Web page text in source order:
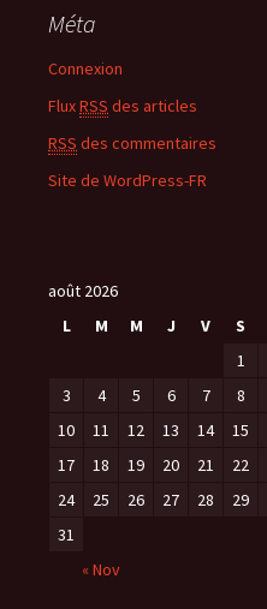
Méta
Connexion
FluxRSS des articles
RSS des commentaires
Site de WordPress-FR
août 2026
L
M M J V S
« Nov
1
3
4 5 6 7 8
10
11 12 13 14 15
17
18 19 20 21 22
24
25 26 27 28 29
31